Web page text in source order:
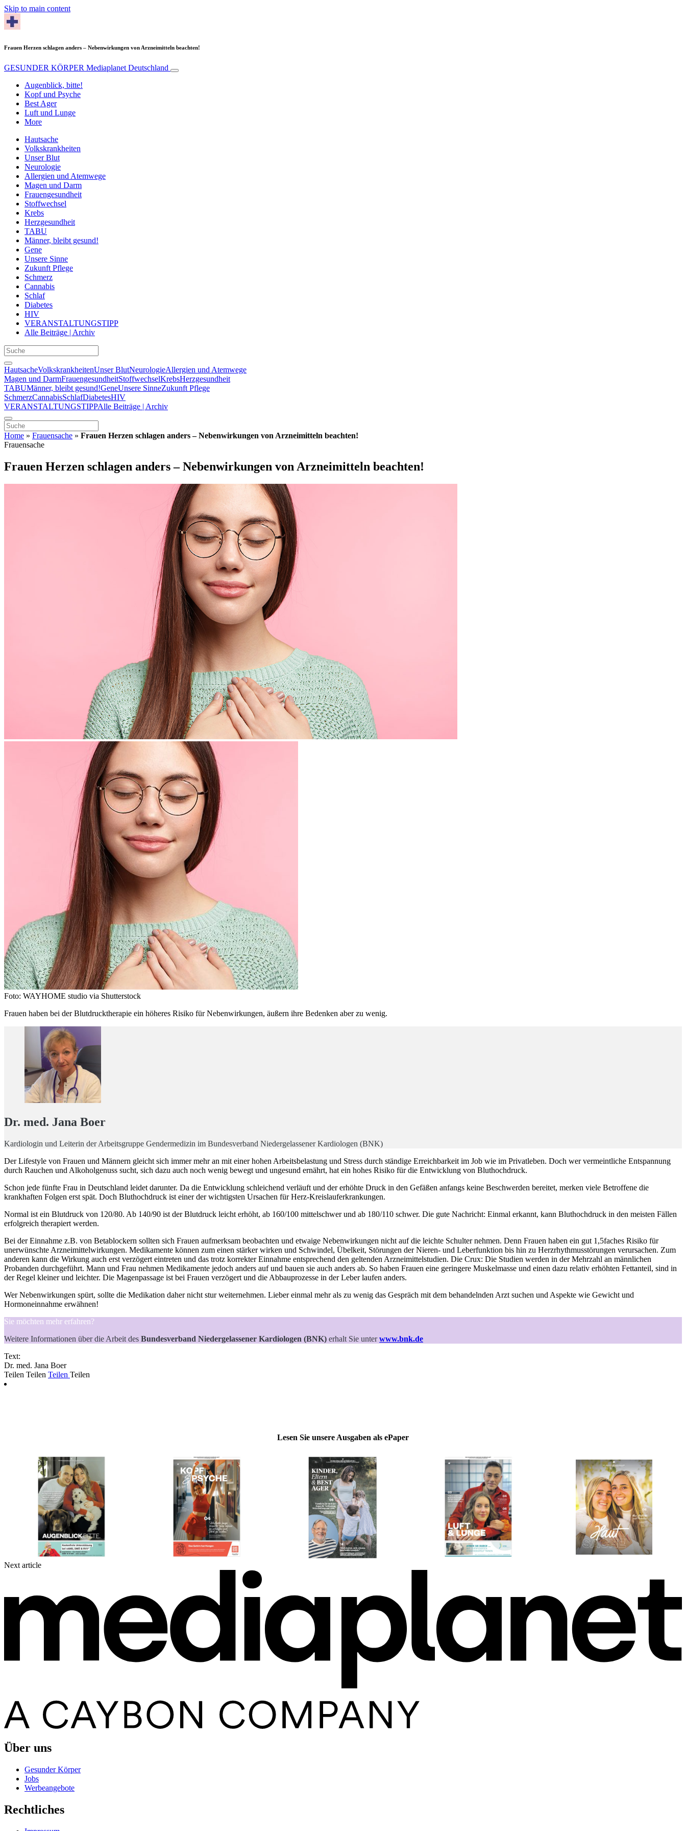
Skip to main content
Frauen Herzen schlagen anders – Nebenwirkungen von Arzneimitteln beachten!
GESUNDER KÖRPER Mediaplanet Deutschland
Augenblick, bitte!
Kopf und Psyche
Best Ager
Luft und Lunge
More
Hautsache
Volkskrankheiten
Unser Blut
Neurologie
Allergien und Atemwege
Magen und Darm
Frauengesundheit
Stoffwechsel
Krebs
Herzgesundheit
TABU
Männer, bleibt gesund!
Gene
Unsere Sinne
Zukunft Pflege
Schmerz
Cannabis
Schlaf
Diabetes
HIV
VERANSTALTUNGSTIPP
Alle Beiträge | Archiv
HautsacheVolkskrankheitenUnser BlutNeurologieAllergien und Atemwege
Magen und DarmFrauengesundheitStoffwechselKrebsHerzgesundheit
TABUMänner, bleibt gesund!GeneUnsere SinneZukunft Pflege
SchmerzCannabisSchlafDiabetesHIV
VERANSTALTUNGSTIPPAlle Beiträge | Archiv
Home » Frauensache » Frauen Herzen schlagen anders – Nebenwirkungen von Arzneimitteln beachten!
Frauensache
Frauen Herzen schlagen anders – Nebenwirkungen von Arzneimitteln beachten!
Foto: WAYHOME studio via Shutterstock
Frauen haben bei der Blutdrucktherapie ein höheres Risiko für Nebenwirkungen, äußern ihre Bedenken aber zu wenig.
Dr. med. Jana Boer
Kardiologin und Leiterin der Arbeitsgruppe Gendermedizin im Bundesverband Niedergelassener Kardiologen (BNK)
Der Lifestyle von Frauen und Männern gleicht sich immer mehr an mit einer hohen Arbeitsbelastung und Stress durch ständige Erreichbarkeit im Job wie im Privatleben. Doch wer vermeintliche Entspannung
durch Rauchen und Alkoholgenuss sucht, sich dazu auch noch wenig bewegt und ungesund ernährt, hat ein hohes Risiko für die Entwicklung von Bluthochdruck.
Schon jede fünfte Frau in Deutschland leidet darunter. Da die Entwicklung schleichend verläuft und der erhöhte Druck in den Gefäßen anfangs keine Beschwerden bereitet, merken viele Betroffene die
krankhaften Folgen erst spät. Doch Bluthochdruck ist einer der wichtigsten Ursachen für Herz-Kreislauferkrankungen.
Normal ist ein Blutdruck von 120/80. Ab 140/90 ist der Blutdruck leicht erhöht, ab 160/100 mittelschwer und ab 180/110 schwer. Die gute Nachricht: Einmal erkannt, kann Bluthochdruck in den meisten Fällen
erfolgreich therapiert werden.
Bei der Einnahme z.B. von Betablockern sollten sich Frauen aufmerksam beobachten und etwaige Nebenwirkungen nicht auf die leichte Schulter nehmen. Denn Frauen haben ein gut 1,5faches Risiko für
unerwünschte Arzneimittelwirkungen. Medikamente können zum einen stärker wirken und Schwindel, Übelkeit, Störungen der Nieren- und Leberfunktion bis hin zu Herzrhythmusstörungen verursachen. Zum
anderen kann die Wirkung auch erst verzögert eintreten und das trotz korrekter Einnahme entsprechend den geltenden Arzneimittelstudien. Die Crux: Die Studien werden in der Mehrzahl an männlichen
Probanden durchgeführt. Mann und Frau nehmen Medikamente jedoch anders auf und bauen sie auch anders ab. So haben Frauen eine geringere Muskelmasse und einen dazu relativ erhöhten Fettanteil, sind in
der Regel kleiner und leichter. Die Magenpassage ist bei Frauen verzögert und die Abbauprozesse in der Leber laufen anders.
Wer Nebenwirkungen spürt, sollte die Medikation daher nicht stur weiternehmen. Lieber einmal mehr als zu wenig das Gespräch mit dem behandelnden Arzt suchen und Aspekte wie Gewicht und
Hormoneinnahme erwähnen!
Sie möchten mehr erfahren?
Weitere Informationen über die Arbeit des Bundesverband Niedergelassener Kardiologen (BNK) erhalt Sie unterwww.bnk.de
Text:
Dr. med. Jana Boer
Teilen Teilen Teilen Teilen
Lesen Sie unsere Ausgaben als ePaper
Next article
Über uns
Gesunder Körper
Jobs
Werbeangebote
Rechtliches